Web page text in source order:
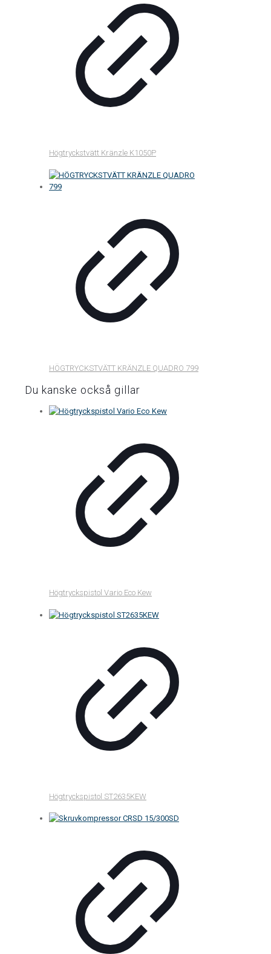
Högtryckstvätt Kränzle K1050P
HÖGTRYCKSTVÄTT KRÄNZLE QUADRO 799
Du kanske också gillar
Högtryckspistol Vario Eco Kew
Högtryckspistol ST2635KEW